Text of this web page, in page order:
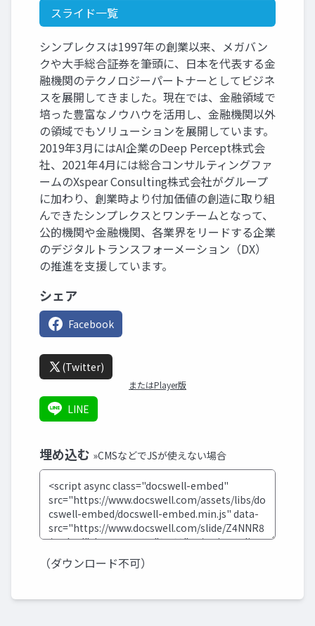
スライド一覧
シンプレクスは1997年の創業以来、メガバン
クや大手総合証券を筆頭に、日本を代表する金
融機関のテクノロジーパートナーとしてビジネ
スを展開してきました。現在では、金融領域で
培った豊富なノウハウを活用し、金融機関以外
の領域でもソリューションを展開しています。
2019年3月にはAI企業のDeep Percept株式会
社、2021年4月には総合コンサルティングファ
ームのXspear Consulting株式会社がグループ
に加わり、創業時より付加価値の創造に取り組
んできたシンプレクスとワンチームとなって、
公的機関や金融機関、各業界をリードする企業
のデジタルトランスフォーメーション（DX）
の推進を支援しています。
シェア
Facebook
(Twitter)
またはPlayer版
LINE
埋め込む »CMSなどでJSが使えない場合
（ダウンロード不可）